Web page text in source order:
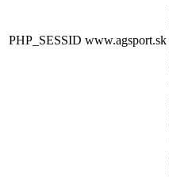
PHP_SESSID www.agsport.sk